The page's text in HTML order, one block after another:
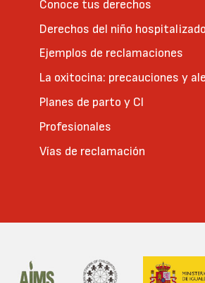
Conoce tus derechos
Derechos del niño hospitalizado
Ejemplos de reclamaciones
La oxitocina: precauciones y
Planes de parto y CI
Profesionales
Vías de reclamación